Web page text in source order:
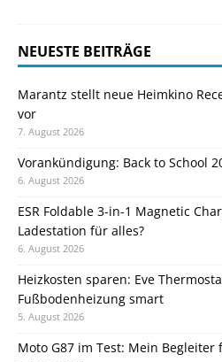
NEUESTE BEITRÄGE
Marantz stellt neue Heimkino
vor
7. August 2026
Vorankündigung: Back to School
6. August 2026
ESR Foldable 3-in-1 Magnetic
Ladestation für alles?
6. August 2026
Heizkosten sparen: Eve
Fußbodenheizung smart
5. August 2026
Moto G87 im Test: Mein Begleiter